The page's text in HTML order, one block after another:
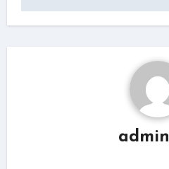
admin